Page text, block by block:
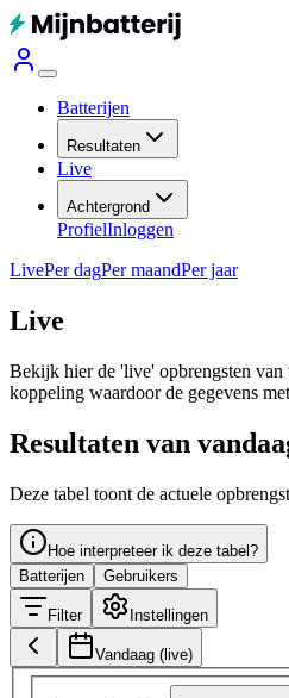
Batterijen
Resultaten
Live
Achtergrond
ProfielInloggen
LivePer dagPer maandPer jaar
Live
Bekijk hier de 'live' opbrengsten van
koppeling waardoor de gegevens
Resultaten van
Deze tabel toont de actuele
Hoe interpreteer ik deze tabel?
Batterijen
Gebruikers
Filter Instellingen
Vandaag (live)